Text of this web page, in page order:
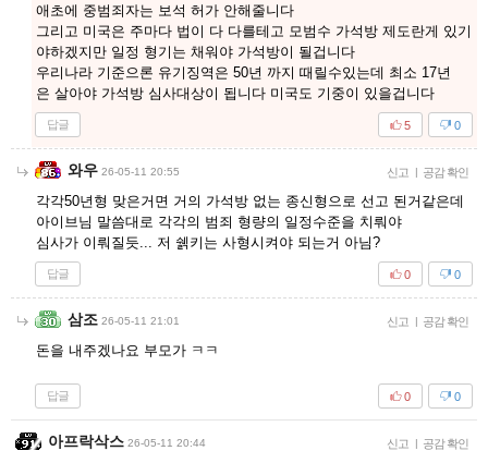
애초에 중범죄자는 보석 허가 안해줄니다
그리고 미국은 주마다 법이 다 다를테고 모범수 가석방 제도란게 있기
야하겠지만 일정 형기는 채워야 가석방이 될겁니다
우리나라 기준으론 유기징역은 50년 까지 때릴수있는데 최소 17년
은 살아야 가석방 심사대상이 됩니다 미국도 기중이 있을겁니다
답글 0
5
와우 26-05-11 20:55 신고 공감 확인
각각50년형 맞은거면 거의 가석방 없는 종신형으로 선고 된거같은데
아이브님 말씀대로 각각의 범죄 형량의 일정수준을 치뤄야
심사가 이뤄질듯... 저 쉙키는 사형시켜야 되는거 아님?
답글 0
0
삼조 26-05-11 21:01 신고 공감 확인
돈을 내주겠나요 부모가 ㅋㅋ
답글 0
0
아프락삭스 26-05-11 20:44 신고 공감 확인